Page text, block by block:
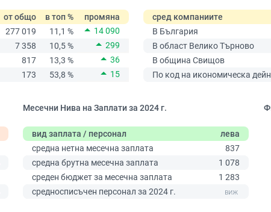
от общо в топ %
промяна
277 019 11,1 %
14 090
7 358 10,5 %
299
817 13,3 %
36
173 53,8 % 15
сред компаниите
В България
В област Велико Търново
В община Свищов
По код на икономическа
Месечни Нива на Заплати за 2024 г.
вид заплата / персонал
лева
средна нетна месечна заплата
837
средна брутна месечна заплата
1 078
среден бюджет за месечна заплата
1 283
средносписъчен персонал за 2024 г.